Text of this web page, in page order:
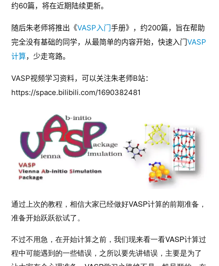
约60篇，将在近期陆续更新。
随后朱老师将推出《VASP入门手册》，约200篇，旨在帮助
完全没有基础的同学，从最简单的内容开始， 快速入门VASP
计算，少走弯路。
VASP视频学习资料，可以关注朱老师B站：
https://space.bilibili.com/1690382481
通过上次的教程，相信大家已经做好VASP计算的前期准备，
准备开始跃跃欲试了。
不过不用急，在开始计算之前，我们现来看一看VASP计算过
程中可能遇到的一些错误，之所以要先讲错误，主要是为了